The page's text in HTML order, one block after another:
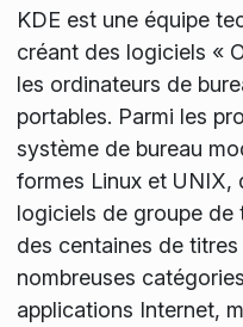
KDE est une équipe
créant des logiciels «
les ordinateurs de
portables. Parmi les
système de bureau
formes Linux et UNIX,
logiciels de groupe
des centaines de
nombreuses
applications Internet,